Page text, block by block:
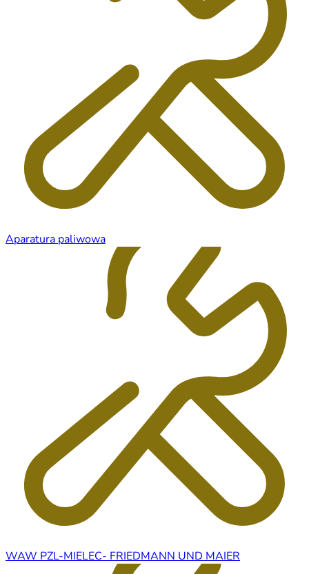
Aparatura paliwowa
WAW PZL-MIELEC- FRIEDMANN UND MAIER